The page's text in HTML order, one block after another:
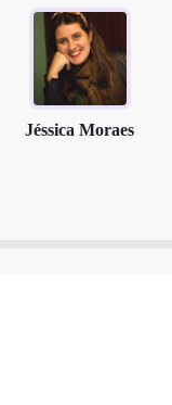
Jéssica Moraes